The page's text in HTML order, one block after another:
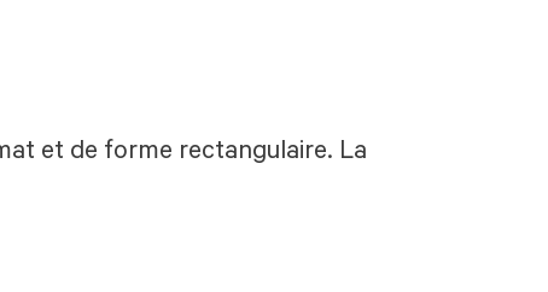
et de forme rectangulaire. La